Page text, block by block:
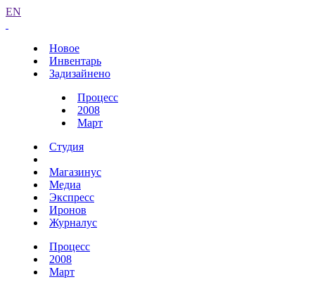
EN
Новое
Инвентарь
Задизайнено
Процесс
2008
Март
Студия
Магазинус
Медиа
Экспресс
Иронов
Журналус
Процесс
2008
Март